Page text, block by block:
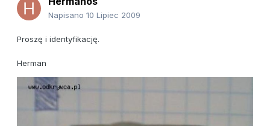
Napisano 10 Lipiec 2009
Proszę i identyfikację.
Herman